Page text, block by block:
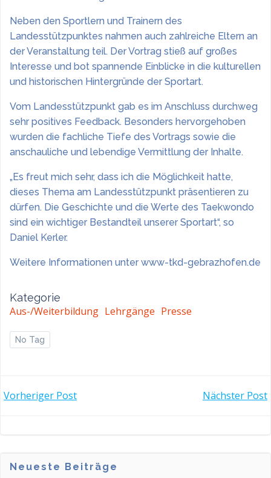
Neben den Sportlern und Trainern des
Landesstützpunktes nahmen auch zahlreiche Eltern an
der Veranstaltung teil. Der Vortrag stieß auf großes
Interesse und bot spannende Einblicke in die kulturellen
und historischen Hintergründe der Sportart.
Vom Landesstützpunkt gab es im Anschluss durchweg
sehr positives Feedback. Besonders hervorgehoben
wurden die fachliche Tiefe des Vortrags sowie die
anschauliche und lebendige Vermittlung der Inhalte.
„Es freut mich sehr, dass ich die Möglichkeit hatte,
dieses Thema am Landesstützpunkt präsentieren zu
dürfen. Die Geschichte und die Werte des Taekwondo
sind ein wichtiger Bestandteil unserer Sportart“, so
Daniel Kerler.
Weitere Informationen unter www-tkd-gebrazhofen.de
Kategorie
Aus-/Weiterbildung Lehrgänge Presse
No Tag
POST
Vorheriger Post
POSTNächster Post
Neueste Beiträge